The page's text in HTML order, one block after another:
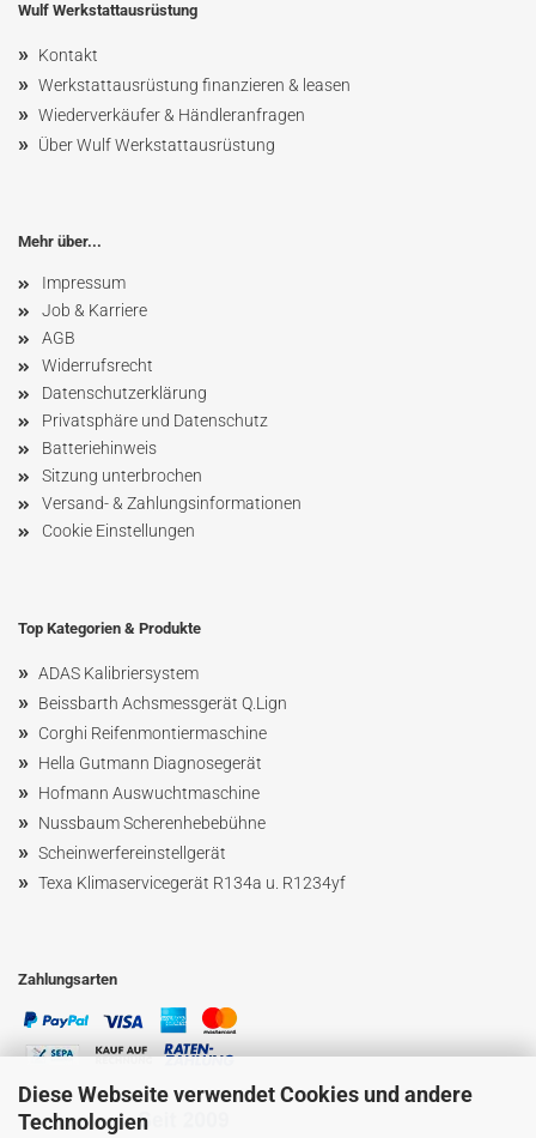
Diese Webseite verwendet Cookies und andere
Technologien
Wulf Werkstattausrüstung
» Kontakt
» Werkstattausrüstung finanzieren & leasen
» Wiederverkäufer & Händleranfragen
» Über Wulf Werkstattausrüstung
Mehr über...
Impressum
Job & Karriere
AGB
Widerrufsrecht
Datenschutzerklärung
Privatsphäre und Datenschutz
Batteriehinweis
Sitzung unterbrochen
Versand- & Zahlungsinformationen
Cookie Einstellungen
Top Kategorien & Produkte
» ADAS Kalibriersystem
» Beissbarth Achsmessgerät Q.Lign
» Corghi Reifenmontiermaschine
» Hella Gutmann Diagnosegerät
» Hofmann Auswuchtmaschine
» NussbaumScherenhebebühne
» Scheinwerfereinstellgerät
» Texa Klimaservicegerät R134a u. R1234yf
Zahlungsarten